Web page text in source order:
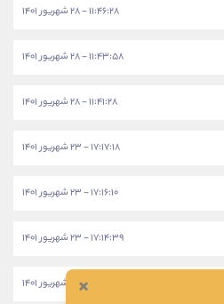
۱۱:۴۶:۲۸ - ۲۸ شهریور ۱۴۰۱
۱۱:۴۳:۵۸ - ۲۸ شهریور ۱۴۰۱
۱۱:۴۱:۲۸ - ۲۸ شهریور ۱۴۰۱
۱۷:۱۷:۱۸ - ۲۳ شهریور ۱۴۰۱
۱۷:۱۶:۱۰ - ۲۳ شهریور ۱۴۰۱
۱۷:۱۴:۳۹ - ۲۳ شهریور ۱۴۰۱
×